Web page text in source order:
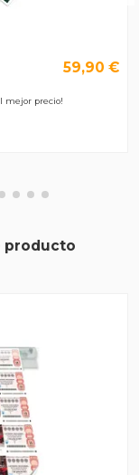
59,90 €
mejor precio!
producto